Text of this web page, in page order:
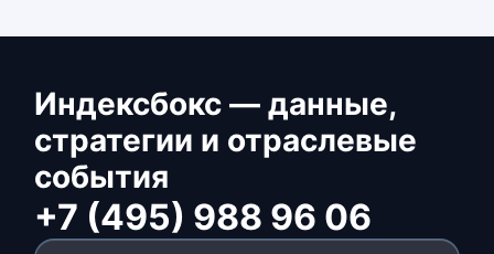
Индексбокс — данные,
стратегии и отраслевые
события
+7 (495) 988 96 06